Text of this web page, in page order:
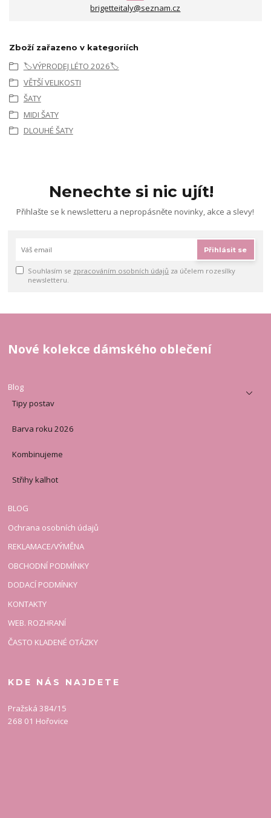
brigetteitaly@seznam.cz
Zboží zařazeno v kategoriích
🏷️VÝPRODEJ LÉTO 2026🏷️
VĚTŠÍ VELIKOSTI
ŠATY
MIDI ŠATY
DLOUHÉ ŠATY
Nenechte si nic ujít!
Přihlašte se k newsletteru a nepropásněte novinky, akce a slevy!
Přihlásit se
Souhlasím se zpracováním osobních údajů za účelem rozesílky
newsletteru.
Nové kolekce dámského oblečení
Blog
Tipy postav
Barva roku 2026
Kombinujeme
Střihy kalhot
BLOG
Ochrana osobních údajů
REKLAMACE/VÝMĚNA
OBCHODNÍ PODMÍNKY
DODACÍ PODMÍNKY
KONTAKTY
WEB. ROZHRANÍ
ČASTO KLADENÉ OTÁZKY
KDE NÁS NAJDETE
Pražská 384/15
268 01 Hořovice